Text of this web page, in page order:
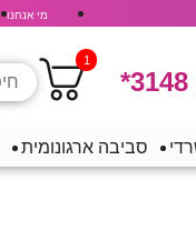
מי אנחנו
*3148
1
סביבה ארגונומית